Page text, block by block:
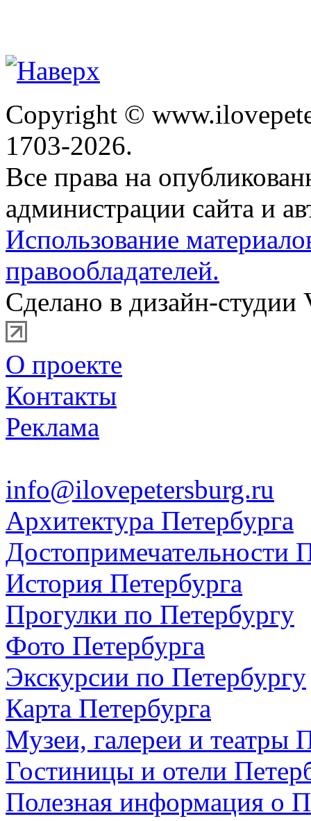
Copyright ©
1703-2026.
Все права на
администрации сайта и
Использование
правообладателей.
Сделано в дизайн-студии
О проекте
Контакты
Реклама
info@ilovepetersburg.ru
Архитектура Петербурга
Достопримечательности
История Петербурга
Прогулки по Петербургу
Фото Петербурга
Экскурсии по Петербургу
Карта Петербурга
Музеи, галереи и театры
Гостиницы и отели
Полезная информация о